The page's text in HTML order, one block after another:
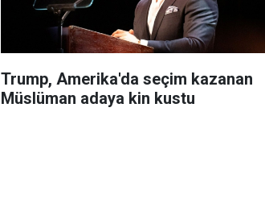
Trump, Amerika'da seçim kazanan
Müslüman adaya kin kustu